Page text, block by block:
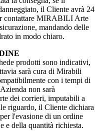
il Cliente avrà 24
contattare MIRABILI Arte
mandando delle
in modo chiaro.
prodotti sono indicativi,
sarà cura di Mirabili
con i tempi di
non sarà
dei corrieri, imputabili a
riguardo, il Cliente dichiara
l'evasione di un ordine
e della quantità richiesta.